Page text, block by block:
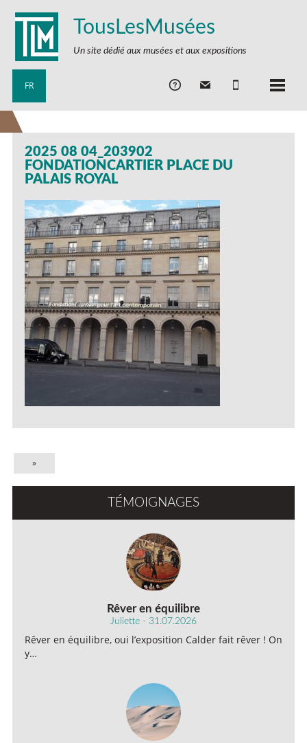
TousLesMusées
Un site dédié aux musées et aux expositions
FR
2025 08 04_203902
FONDATIONCARTIER PLACE DU
PALAIS ROYAL
»
TÉMOIGNAGES
Rêver en équilibre
Juliette - 31.07.2026
Rêver en équilibre, oui l’exposition Calder fait rêver ! On
y…